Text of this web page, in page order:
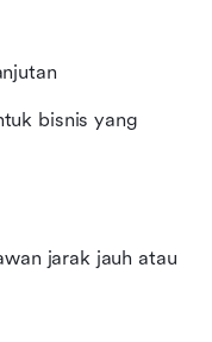
bisnis yang
jarak jauh atau